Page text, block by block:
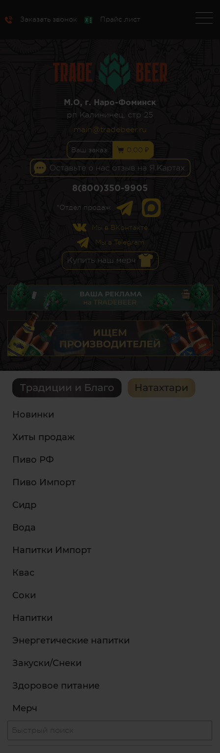
Заказать звонок Прайс лист
М.О, г. Наро-Фоминск
рп Калининец, стр 25
main@tradebeer.ru
Ваш заказ: 0,00 ₽
8(800)350-9905
*Отдел продаж
Мы в ВКонтакте
Мы в Telegram
Новинки
Хиты продаж
Пиво РФ
Пиво Импорт
Сидр
Вода
Напитки Импорт
Квас
Соки
Напитки
Энергетические напитки
Закуски/Снеки
Здоровое питание
Мерч